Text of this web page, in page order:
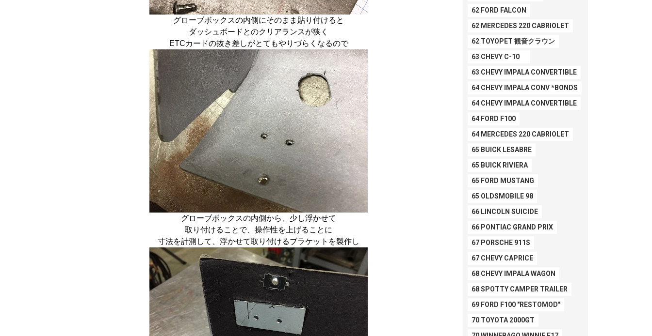
グローブボックスの内側にそのまま貼り付けると
ダッシュボードとのクリアランスが狭く
ETCカードの抜き差しがとてもやりづらくなるので
グローブボックスの内側から、少し浮かせて
取り付けることで、操作性を上げることに
寸法を計測して、浮かせて取り付けるブラケットを製作し
62 FORD FALCON
62 MERCEDES 220 CABRIOLET
62 TOYOPET 観音クラウン
63 CHEVY C-10
63 CHEVY IMPALA CONVERTIBLE
64 CHEVY IMPALA CONV *BONDS
64 CHEVY IMPALA CONVERTIBLE
64 FORD F100
64 MERCEDES 220 CABRIOLET
65 BUICK LESABRE
65 BUICK RIVIERA
65 FORD MUSTANG
65 OLDSMOBILE 98
66 LINCOLN SUICIDE
66 PONTIAC GRAND PRIX
67 PORSCHE 911S
67 CHEVY CAPRICE
68 CHEVY IMPALA WAGON
68 SPOTTY CAMPER TRAILER
69 FORD F100 "RESTOMOD"
70 TOYOTA 2000GT